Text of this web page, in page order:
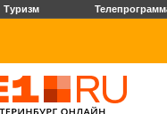
Туризм